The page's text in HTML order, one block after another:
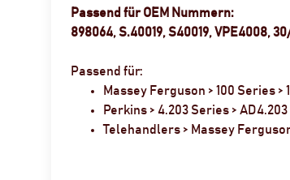
Passend für OEM Nummern:
898064, S.40019, S40019, VPE4008,
Passend für:
Massey Ferguson > 100 Series >
Perkins > 4.203 Series > AD4.203
Telehandlers > Massey